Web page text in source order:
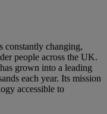
constantly changing,
people across the UK.
grown into a leading
each year. Its mission
accessible to